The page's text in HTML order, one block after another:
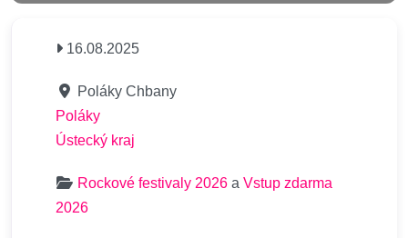
16.08.2025
Poláky Chbany
Poláky
Ústecký kraj
Rockové festivaly 2026 a Vstup zdarma
2026